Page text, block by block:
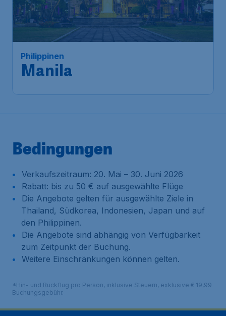
Philippinen
Manila
Bedingungen
Verkaufszeitraum: 20. Mai – 30. Juni 2026
Rabatt: bis zu 50 € auf ausgewählte Flüge
Die Angebote gelten für ausgewählte Ziele in
Thailand, Südkorea, Indonesien, Japan und auf
den Philippinen.
Die Angebote sind abhängig von Verfügbarkeit
zum Zeitpunkt der Buchung.
Weitere Einschränkungen können gelten.
*Hin- und Rückflug pro Person, inklusive Steuern, exklusive € 19,99
Buchungsgebühr.